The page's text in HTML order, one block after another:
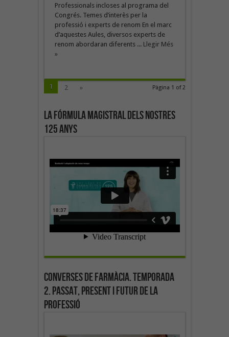
Professionals incloses al programa del
Congrés. Temes d’interès per la
professió i experts de renom En el marc
d’aquestes Aules, diversos experts de
renom abordaran diferents ... Llegir Més
»
Pàgina 1 of 2
1 2 »
La fórmula magistral dels nostres
125 anys
Converses de farmàcia. Temporada
2. Passat, present i futur de la
professió